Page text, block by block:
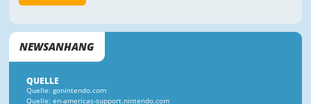
NEWSANHANG
QUELLE
Quelle: gonintendo.com
Quelle: en-americas-support.nintendo.com